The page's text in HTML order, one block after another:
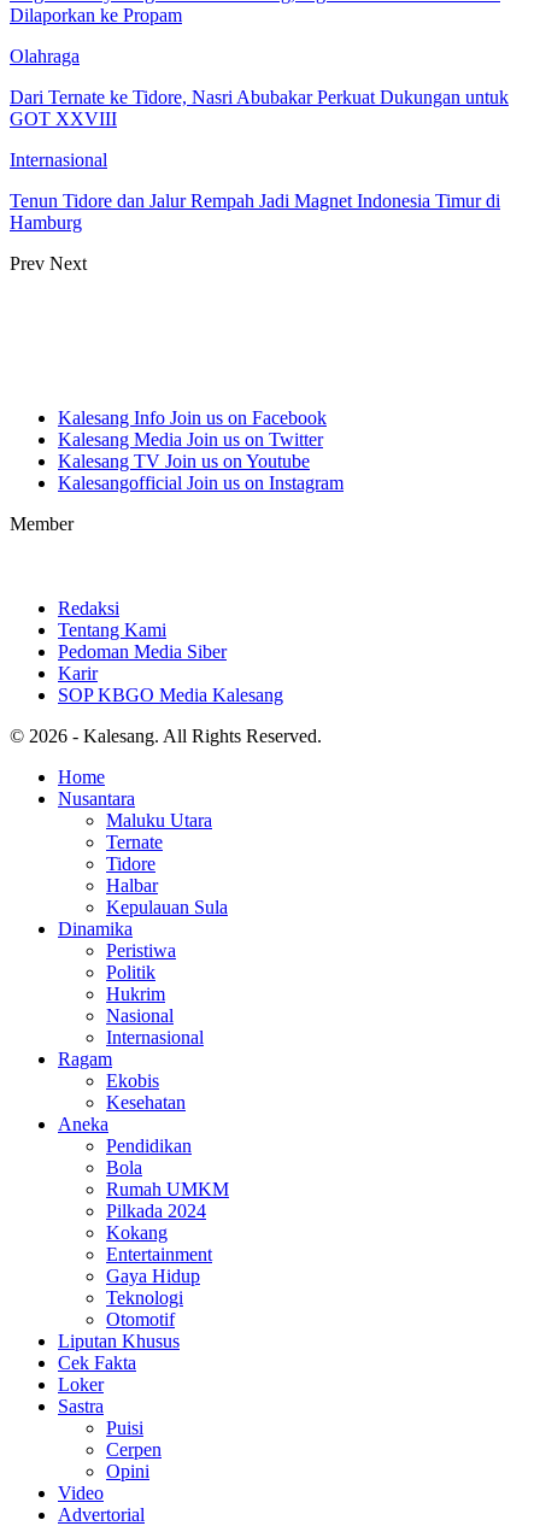
Dilaporkan ke Propam
Olahraga
Dari Ternate ke Tidore, Nasri Abubakar Perkuat Dukungan untuk
GOT XXVIII
Internasional
Tenun Tidore dan Jalur Rempah Jadi Magnet Indonesia Timur di
Hamburg
Prev Next
Kalesang Info Join us on Facebook
Kalesang Media Join us on Twitter
Kalesang TV Join us on Youtube
Kalesangofficial Join us on Instagram
Member
Redaksi
Tentang Kami
Pedoman Media Siber
Karir
SOP KBGO Media Kalesang
© 2026 - Kalesang. All Rights Reserved.
Home
Nusantara
Maluku Utara
Ternate
Tidore
Halbar
Kepulauan Sula
Dinamika
Peristiwa
Politik
Hukrim
Nasional
Internasional
Ragam
Ekobis
Kesehatan
Aneka
Pendidikan
Bola
Rumah UMKM
Pilkada 2024
Kokang
Entertainment
Gaya Hidup
Teknologi
Otomotif
Liputan Khusus
Cek Fakta
Loker
Sastra
Puisi
Cerpen
Opini
Video
Advertorial